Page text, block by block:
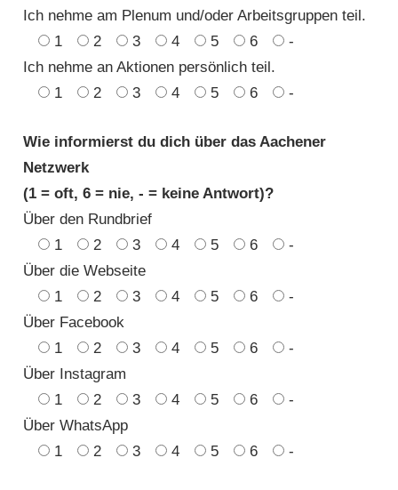
Ich nehme am Plenum und/oder Arbeitsgruppen teil.
1
2 3 4 5 6
-
Ich nehme an Aktionen persönlich teil.
1
2 3 4 5 6 -
Wie informierst du dich über das Aachener
Netzwerk
(1 = oft, 6 = nie, - = keine Antwort)?
Über den Rundbrief
1
2 3 4 5 6
-
Über die Webseite
1
2 3 4 5 6
-
Über Facebook
1
2 3 4 5 6
-
Über Instagram
1
2 3 4 5 6
-
Über WhatsApp
1
2 3 4 5 6 -